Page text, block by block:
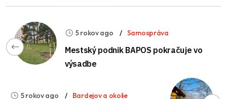
5 rokov ago Samospráva
Mestský podnik BAPOS pokračuje vo
výsadbe
5 rokov ago Bardejov a okolie